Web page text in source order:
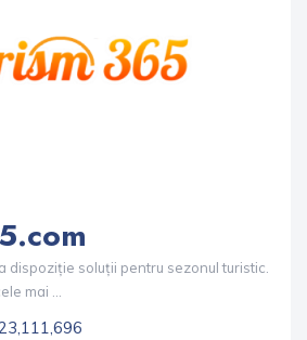
dispoziție soluții pentru sezonul turistic.
mai ...